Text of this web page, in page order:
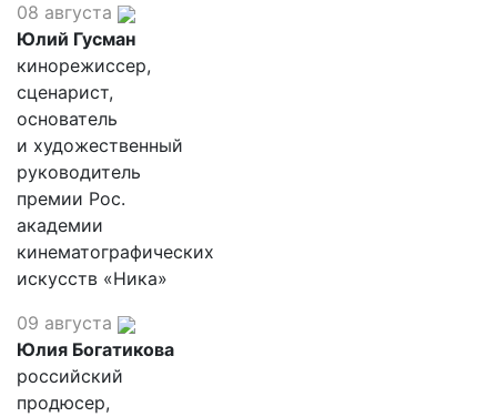
08 августа
Юлий Гусман
кинорежиссер,
сценарист,
основатель
и художественный
руководитель
премии Рос.
академии
кинематографических
искусств «Ника»
09 августа
Юлия Богатикова
российский
продюсер,